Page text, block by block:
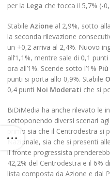
per la Lega che tocca il 5,7% (-
Stabile Azione al 2,9%, sotto
la seconda rilevazione
un +0,2 arriva al 2,4%. Nuovo
all’1,1%, mentre sale di 0,1 punti
ora all’1%. Scende sotto l’1%
punti si porta allo 0,9%. Stabile
0,4 punti Noi Moderati che si
BiDiMedia ha anche rilevato le
sottoponendo diversi scenari
primo sia che il Centrodestra si
Nazionale, sia che si presenti
il fronte progressista
42,2% del Centrodestra e il 6%
lista composta da Azione e dal